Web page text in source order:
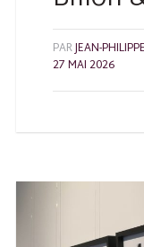
PARJEAN-
27 MAI 2026